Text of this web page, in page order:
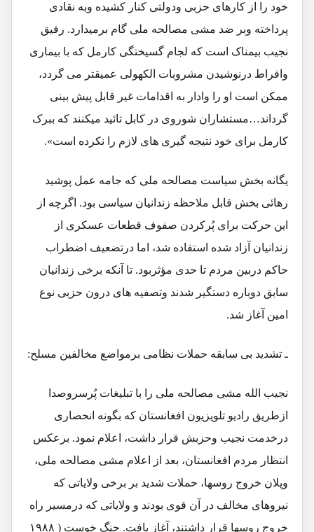
خود را از کارهای حزبی ودولتی کنار کشیده وبه نقادی
پرداخته وبر ضد مشی مصالحه ملی گام برمیدارد. رفیق
نجیب بیمناک است که لجام گسیختگی کارمل که با بیماری
وافراط درنوشیدن مشروبات الکهولی عمیقتر می گردد،
ممکن است او را وادار به اقدامات غیر قابل پیش بینی
گرداند…مستشاران شوروی در کابل تائید میکنند که ببرک
کارمل برای خود نتیجه گیری های لازم را نکرده است».
یگانه بخش سیاست مصالحه ملی که جامه عمل پوشید
رهائی بخش قابل ملاحظه زندانیان سیاسی بود. اگرچه از
این حرکت برای پُرکردن صفوف قطعات عسکری از
زندانیان آزاد شده استفاده شد، اما درتضعیف اضطراب
حاکم دربین مردم تا حدی مؤثربود. تا آنکه برخی زندانیان
سابق دوباره دستگیر شدند وتصفیه های درون حزبی نوع
امین آغاز شد.
ـ تشدید بی سابقه حملات نظامی برمواضع مخالفین مسلح:
نجیب الله مشی مصالحه ملی را با تبلیغات پُرسروصدا
ازطریق رادیو تلویزیون افغانستان که بگونه انحصاری
درخدمت نجیب وحزبش قرار داشت، اعلام نمود. برعکس
انتظار مردم افغانستان، بعد از اعلام مشی مصالحه ملی،
وپلان خروج روسها، حملات شدید بر برخی ولایاتی که
نیروهای مخالف در آن قوی بودند و ولایاتی که درمسیر راه
خروج روسها قرار داشتند، آغاز یافت. جنگ خوست ( ۱۹۸۸